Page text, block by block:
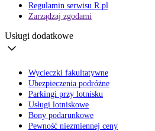
Regulamin serwisu R.pl
Zarządzaj zgodami
Usługi dodatkowe
Wycieczki fakultatywne
Ubezpieczenia podróżne
Parkingi przy lotnisku
Usługi lotniskowe
Bony podarunkowe
Pewność niezmiennej ceny